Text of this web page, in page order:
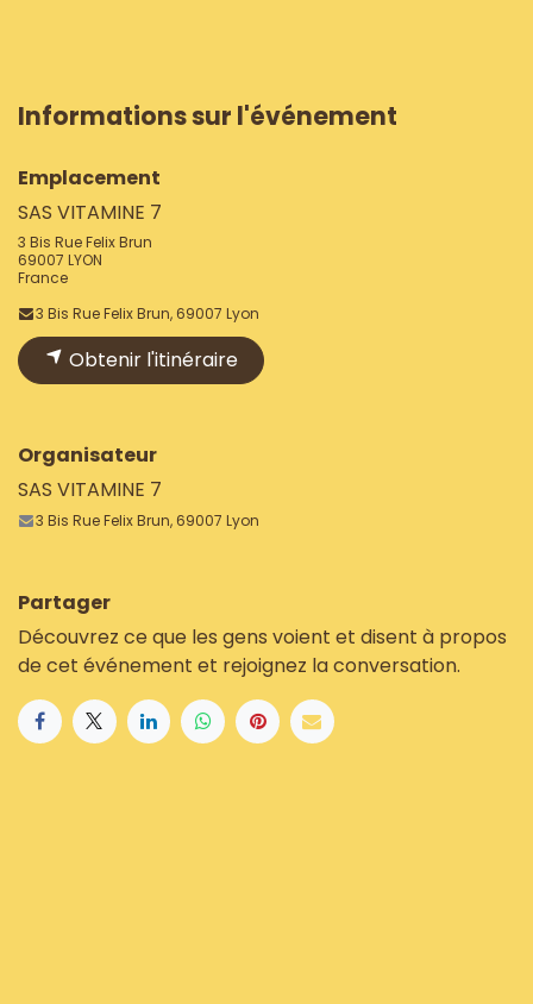
Informations sur l'événement
Emplacement
SAS VITAMINE 7
3 Bis Rue Felix Brun
69007 LYON
France
3 Bis Rue Felix Brun, 69007 Lyon
Obtenir l'itinéraire
Organisateur
SAS VITAMINE 7
3 Bis Rue Felix Brun, 69007 Lyon
Partager
Découvrez ce que les gens voient et disent à propos
de cet événement et rejoignez la conversation.